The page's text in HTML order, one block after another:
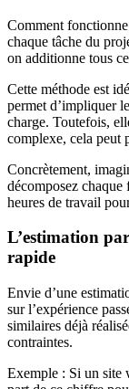
Comment
chaque tâche du
on additionne tous
Cette méthode est
permet d’impliquer
charge. Toutefois,
complexe, cela peut
Concrètement,
décomposez chaque
heures de travail
L’estimation
rapide
Envie d’une
sur l’expérience
similaires déjà
contraintes.
Exemple : Si un site